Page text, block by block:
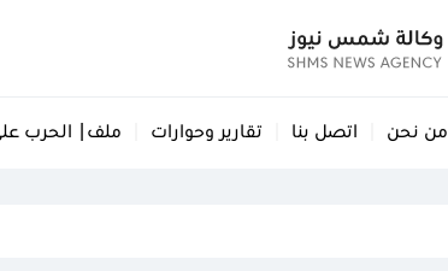
من نحن اتصل بنا تقارير وحوارات ملف| الحرب